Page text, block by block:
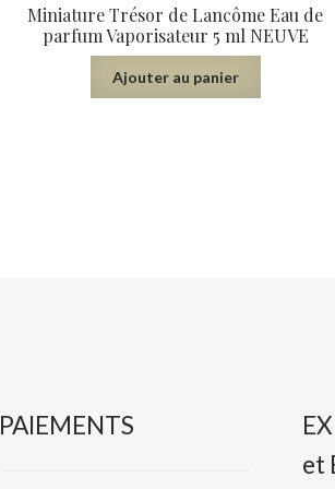
Miniature Trésor de Lancôme Eau de
parfum Vaporisateur 5 ml NEUVE
Ajouter au panier
PAIEMENTS
et